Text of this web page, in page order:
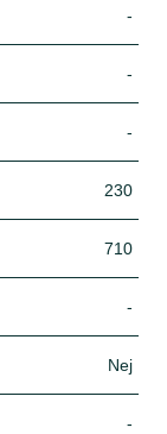
-
-
-
230
710
-
Nej
-